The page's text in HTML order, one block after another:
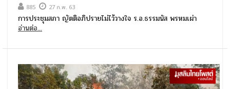
885 27 ก.พ. 63
การประชุมสภา ญัตติอภิปรายไม่ไว้วางใจ ร.อ.ธรรมนัส พรหมเผ่า
อ่านต่อ...